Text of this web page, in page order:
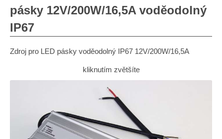
pásky 12V/200W/16,5A voděodolný
IP67
Zdroj pro LED pásky voděodolný IP67 12V/200W/16,5A
kliknutím zvětšíte